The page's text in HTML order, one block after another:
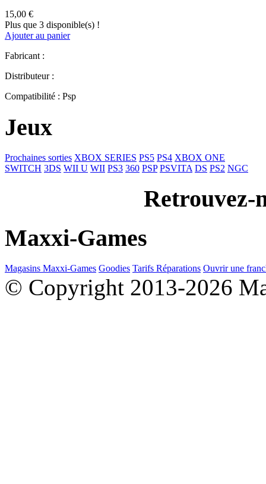
15,00 €
Plus que 3 disponible(s) !
Ajouter au panier
Fabricant :
Distributeur :
Compatibilité : Psp
Jeux
Prochaines sorties XBOX SERIES PS5 PS4 XBOX ONE
SWITCH 3DS WII U WII PS3 360 PSP PSVITA DS PS2 NGC
Retrouvez-
Maxxi-Games
Magasins Maxxi-Games Goodies Tarifs Réparations Ouvrir une
© Copyright 2013-2026